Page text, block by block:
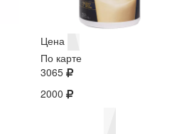
Цена
По карте
3065
2000